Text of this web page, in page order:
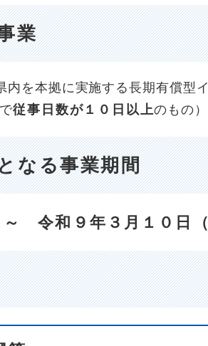
業
を本拠に実施する長期有償型
で従事日数が１０日以上のもの
なる事業期間
令和９年３月１０日